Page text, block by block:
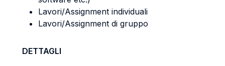
Lavori/Assignment individuali
Lavori/Assignment di gruppo
DETTAGLI